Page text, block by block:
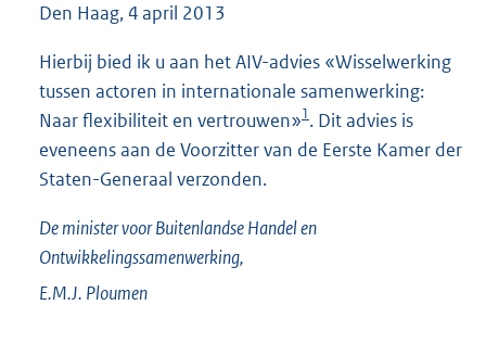
Den Haag, 4 april 2013
Hierbij bied ik u aan het AIV-advies «Wisselwerking
tussen actoren in internationale samenwerking:
Naar flexibiliteit en vertrouwen»1. Dit advies is
eveneens aan de Voorzitter van de Eerste Kamer der
Staten-Generaal verzonden.
De minister voor Buitenlandse Handel en
Ontwikkelingssamenwerking,
E.M.J. Ploumen